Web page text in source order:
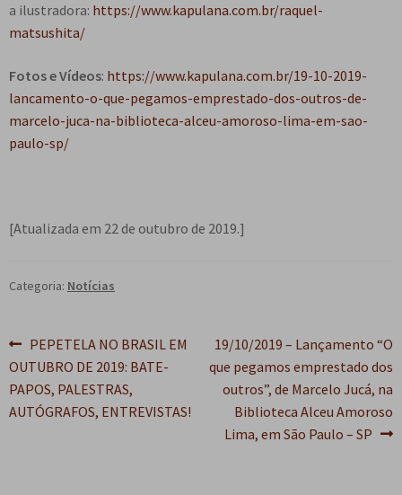
a ilustradora: https://www.kapulana.com.br/raquel-
matsushita/
Fotos e Vídeos: https://www.kapulana.com.br/19-10-2019-
lancamento-o-que-pegamos-emprestado-dos-outros-de-
marcelo-juca-na-biblioteca-alceu-amoroso-lima-em-sao-
paulo-sp/
[Atualizada em 22 de outubro de 2019.]
Categoria: Notícias
Navegação
de
Post
Post
anterior:
PEPETELA NO BRASIL EM
OUTUBRO DE 2019: BATE-
PAPOS, PALESTRAS,
AUTÓGRAFOS, ENTREVISTAS!
Próximo
post:
19/10/2019 – Lançamento “O
que pegamos emprestado dos
outros”, de Marcelo Jucá, na
Biblioteca Alceu Amoroso
Lima, em São Paulo – SP